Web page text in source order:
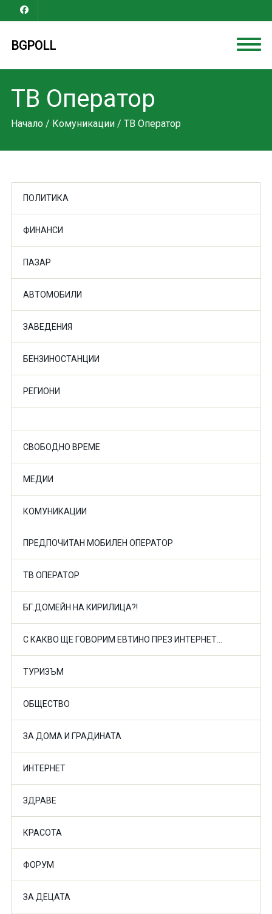
BGPOLL
ТВ Оператор
Начало/ Комуникации/ ТВ Оператор
ПОЛИТИКА
ФИНАНСИ
ПАЗАР
АВТОМОБИЛИ
ЗАВЕДЕНИЯ
БЕНЗИНОСТАНЦИИ
РЕГИОНИ
СВОБОДНО ВРЕМЕ
МЕДИИ
КОМУНИКАЦИИ
ПРЕДПОЧИТАН МОБИЛЕН ОПЕРАТОР
ТВ ОПЕРАТОР
БГ.ДОМЕЙН НА КИРИЛИЦА?!
С КАКВО ЩЕ ГОВОРИМ ЕВТИНО ПРЕЗ ИНТЕРНЕТ...
ТУРИЗЪМ
ОБЩЕСТВО
ЗА ДОМА И ГРАДИНАТА
ИНТЕРНЕТ
ЗДРАВЕ
КРАСОТА
ФОРУМ
ЗА ДЕЦАТА